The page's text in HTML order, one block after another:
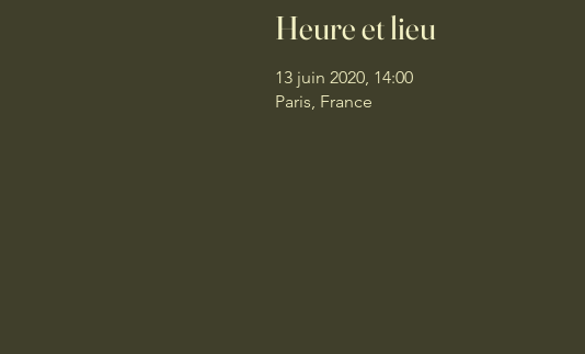
Heure et lieu
13 juin 2020, 14:00
Paris, France